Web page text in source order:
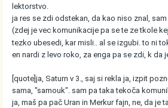
lektorstvo.
ja res se zdi odstekan, da kao niso znal,
(zdej je vec komunikacije pa se te ze tkole
tezko ubesedi, kar misli.. al se izgubi. to ni
en nardi z levo roko, za enga pa se zdi, k da
[quote]ja, Saturn v 3., saj si rekla ja, izpit
sama, "samouk". sam pa taka tekoča
ja, maš pa pač Uran in Merkur fajn, ne, da je